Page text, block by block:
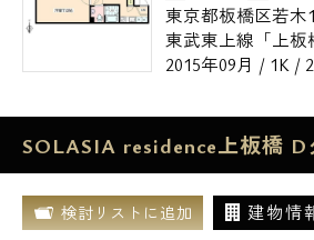
東京都板橋区若木
東武東上線「上板
2015年09月 / 1K /
SOLASIA residence上板橋 D
検討リストに追加 建物情